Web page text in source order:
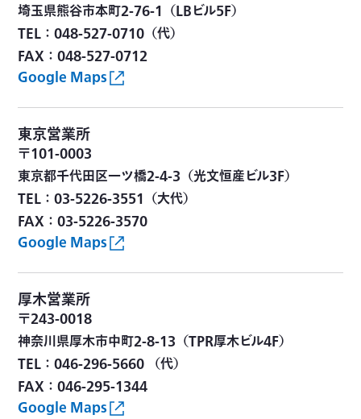
埼玉県熊谷市本町2-76-1（LBビル5F）
TEL：048-527-0710（代）
FAX：048-527-0712
Google Maps
東京営業所
〒101-0003
東京都千代田区一ツ橋2-4-3（光文恒産ビル3F）
TEL：03-5226-3551（大代）
FAX：03-5226-3570
Google Maps
厚木営業所
〒243-0018
神奈川県厚木市中町2-8-13（TPR厚木ビル4F）
TEL：046-296-5660 （代）
FAX：046-295-1344
Google Maps